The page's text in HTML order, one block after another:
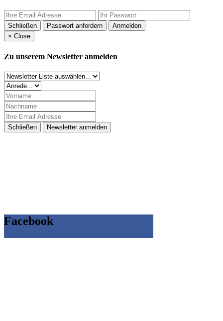
Schließen Passwort anfordern
Anmelden
× Close
Zu unserem Newsletter anmelden
Schließen Newsletter anmelden
Facebook